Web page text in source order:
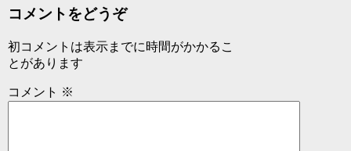
コメントをどうぞ
初コメントは表示までに時間がかかるこ
とがあります
コメント ※